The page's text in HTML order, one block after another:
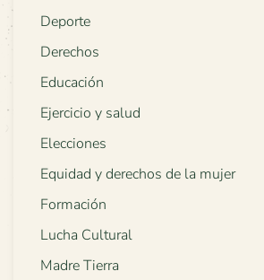
Deporte
Derechos
Educación
Ejercicio y salud
Elecciones
Equidad y derechos de la mujer
Formación
Lucha Cultural
Madre Tierra